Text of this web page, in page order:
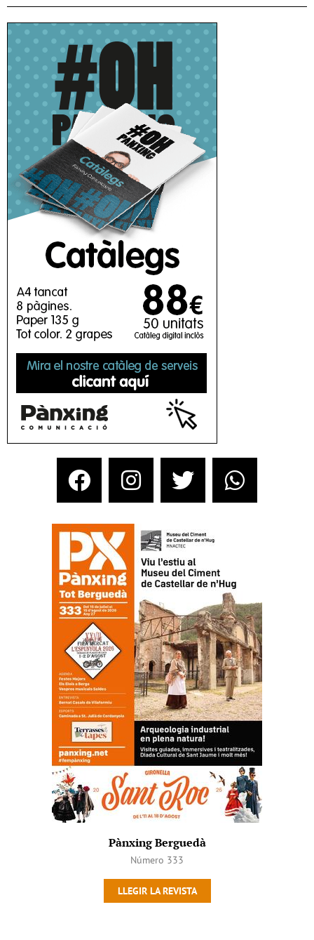
Pànxing Berguedà
Número 333
LLEGIR LA REVISTA